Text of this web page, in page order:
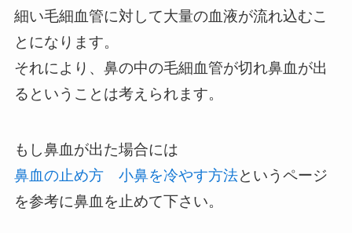
細い毛細血管に対して大量の血液が流れ込むこ
とになります。
それにより、鼻の中の毛細血管が切れ鼻血が出
るということは考えられます。
もし鼻血が出た場合には
鼻血の止め方 小鼻を冷やす方法というページ
を参考に鼻血を止めて下さい。